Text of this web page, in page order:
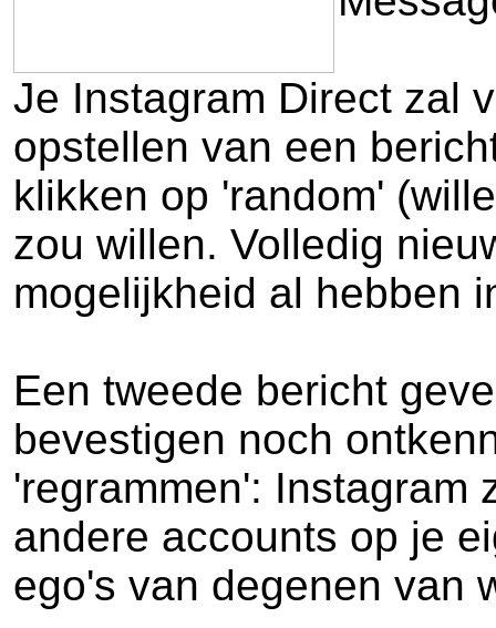
Je Instagram Direct zal
opstellen van een
klikken op 'random'
zou willen. Volledig
mogelijkheid al hebben
Een tweede bericht
bevestigen noch
'regrammen': Instagram
andere accounts op je
ego's van degenen van